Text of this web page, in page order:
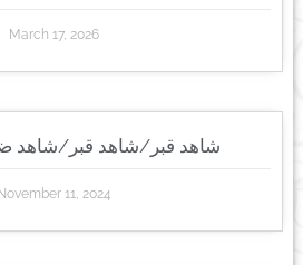
March 17, 2026
شاهد قبر/شاهد قبر/شاهد
November 11, 2024